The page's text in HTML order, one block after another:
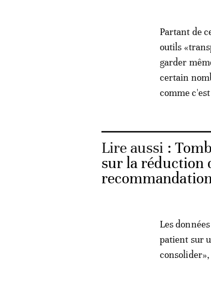
Partant de
outils
garder
certain
comme
Lire aussi :
sur la réduction
Les
patient sur